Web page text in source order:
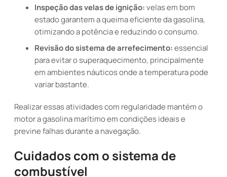
Inspeção das velas de ignição:velas em bom
estado garantem a queima eficiente da gasolina,
otimizando a potência e reduzindo o consumo.
Revisão do sistema de arrefecimento:essencial
para evitar o superaquecimento, principalmente
em ambientes náuticos onde a temperatura pode
variar bastante.
Realizar essas atividades com regularidade mantém o
motor a gasolina marítimo em condições ideais e
previne falhas durante a navegação.
Cuidados com o sistema de
combustível